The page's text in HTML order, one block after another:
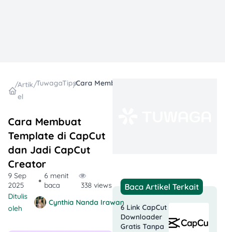
/Artik
el
/TuwagaTips
/
Cara Membuat
Template di CapCut
dan Jadi CapCut
Creator
9 Sep
2025
6 menit
baca
338 views
Ditulis
oleh
Cynthia Nanda Irawan
Baca Artikel Terkait
6 Link CapCut
Downloader
Gratis Tanpa